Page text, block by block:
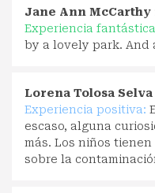
Jane Ann McCarthy
Experiencia
by a lovely park. And
Lorena Tolosa Selva
Experiencia positiva:
escaso, alguna
más. Los niños
sobre la